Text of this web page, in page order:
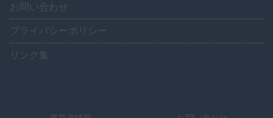
お問い合わせ
プライバシーポリシー
リンク集